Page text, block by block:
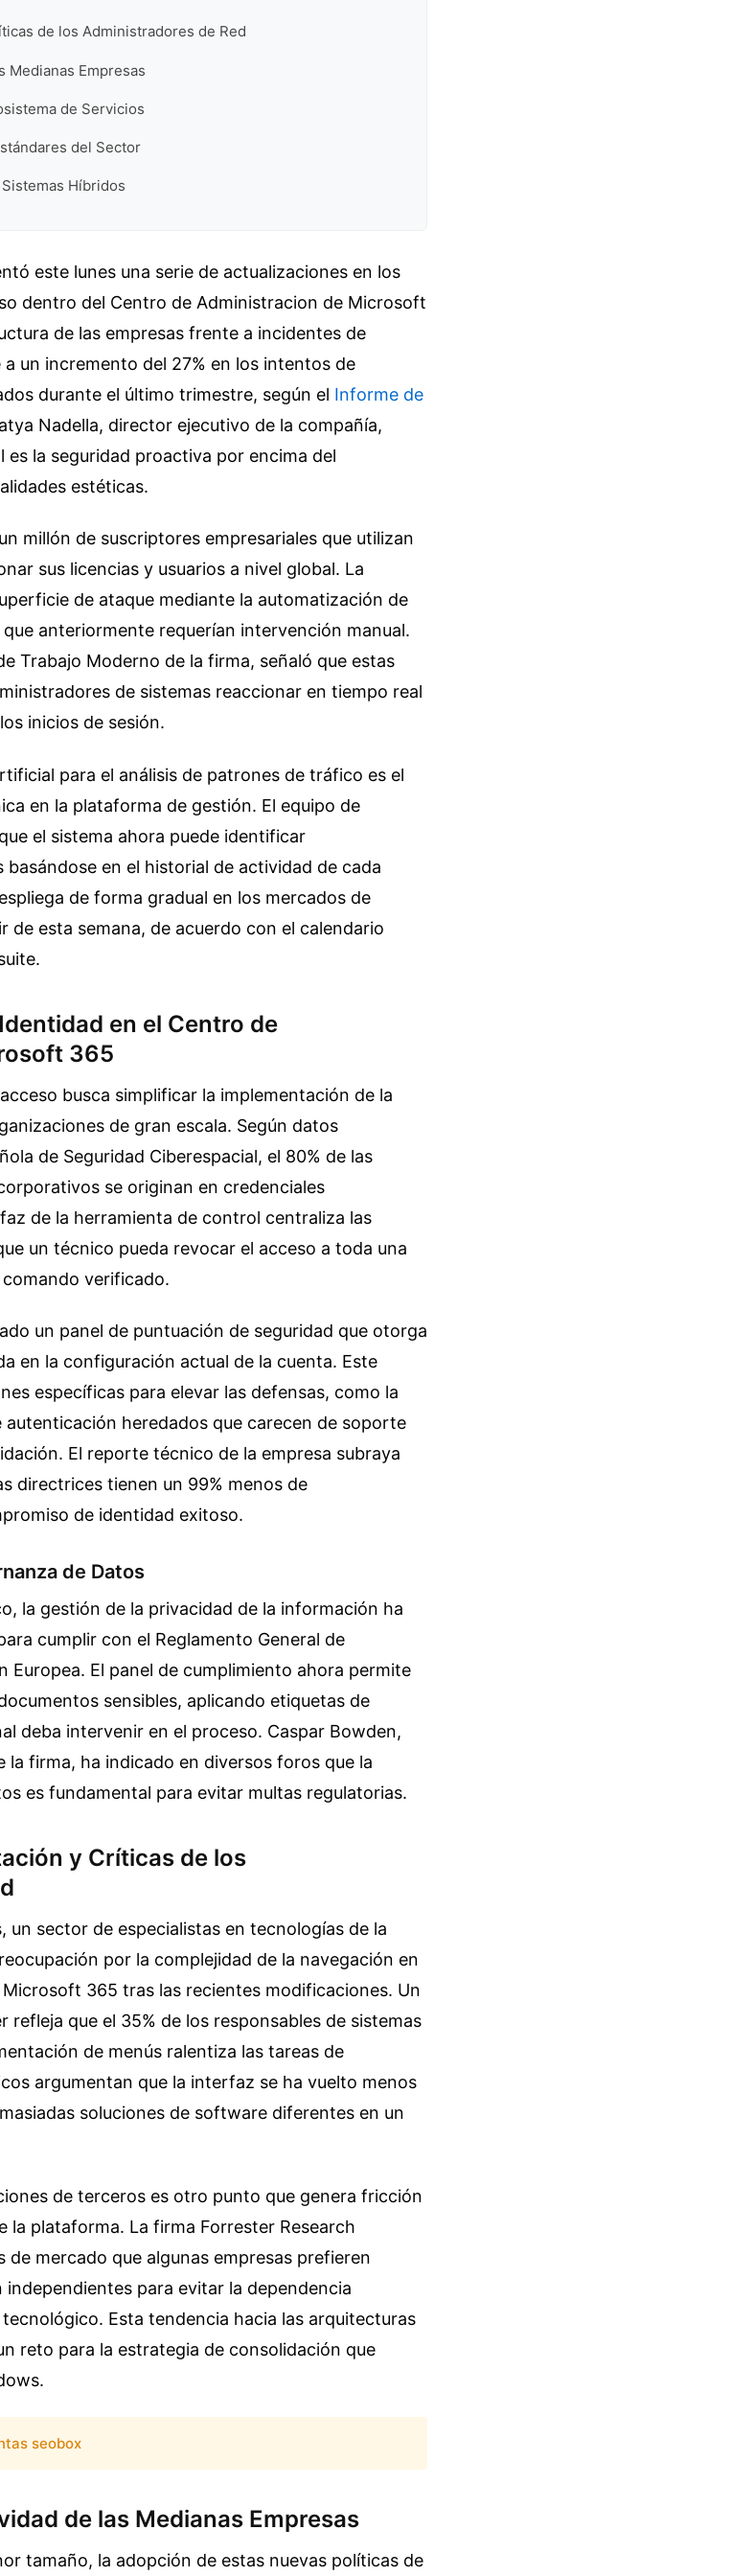
de los Administradores de Red
Medianas Empresas
de Servicios
del Sector
Híbridos
este lunes una serie de actualizaciones en los
dentro del Centro de Administracion de Microsoft
de las empresas frente a incidentes de
un incremento del 27% en los intentos de
durante el último trimestre, según el Informe de
Nadella, director ejecutivo de la compañía,
la seguridad proactiva por encima del
estéticas.
millón de suscriptores empresariales que utilizan
sus licencias y usuarios a nivel global. La
de ataque mediante la automatización de
anteriormente requerían intervención manual.
Trabajo Moderno de la firma, señaló que estas
de sistemas reaccionar en tiempo real
inicios de sesión.
para el análisis de patrones de tráfico es el
en la plataforma de gestión. El equipo de
el sistema ahora puede identificar
en el historial de actividad de cada
de forma gradual en los mercados de
de esta semana, de acuerdo con el calendario
en el Centro de
365
busca simplificar la implementación de la
de gran escala. Según datos
de Seguridad Ciberespacial, el 80% de las
se originan en credenciales
de la herramienta de control centraliza las
un técnico pueda revocar el acceso a toda una
verificado.
un panel de puntuación de seguridad que otorga
en la configuración actual de la cuenta. Este
específicas para elevar las defensas, como la
heredados que carecen de soporte
El reporte técnico de la empresa subraya
directrices tienen un 99% menos de
de identidad exitoso.
de Datos
la gestión de la privacidad de la información ha
cumplir con el Reglamento General de
Europea. El panel de cumplimiento ahora permite
sensibles, aplicando etiquetas de
deba intervenir en el proceso. Caspar Bowden,
la firma, ha indicado en diversos foros que la
es fundamental para evitar multas regulatorias.
y Críticas de los
un sector de especialistas en tecnologías de la
por la complejidad de la navegación en
365 tras las recientes modificaciones. Un
refleja que el 35% de los responsables de sistemas
de menús ralentiza las tareas de
argumentan que la interfaz se ha vuelto menos
soluciones de software diferentes en un
de terceros es otro punto que genera fricción
la plataforma. La firma Forrester Research
de mercado que algunas empresas prefieren
para evitar la dependencia
Esta tendencia hacia las arquitecturas
reto para la estrategia de consolidación que
seobox
de las Medianas Empresas
tamaño, la adopción de estas nuevas políticas de